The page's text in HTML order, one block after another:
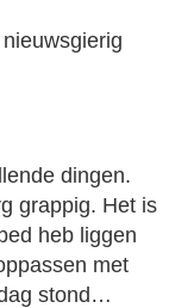
dingen.
grappig. Het is
heb liggen
met
stond…